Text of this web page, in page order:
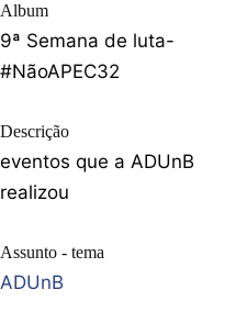
Album
9ª Semana de luta-
#NãoAPEC32
Descrição
eventos que a ADUnB
realizou
Assunto - tema
ADUnB